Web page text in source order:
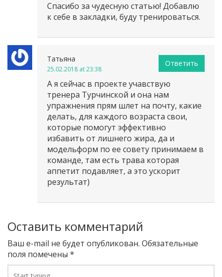
Спасибо за чудесную статью! Добавлю
к себе в закладки, буду тренироваться.
Татьяна
25.02.2018 at 23:38
А я сейчас в проекте учавствую
тренера Турчинской и она нам
упражнения прям шлет на почту, какие
делать, для каждого возраста свои,
которые помогут эффективно
избавить от лишнего жира, да и
модельформ по ее совету принимаем в
команде, там есть трава которая
аппетит подавляет, а это ускорит
результат)
Ответить
Оставить комментарий
Ваш e-mail не будет опубликован. Обязательные
поля помечены *